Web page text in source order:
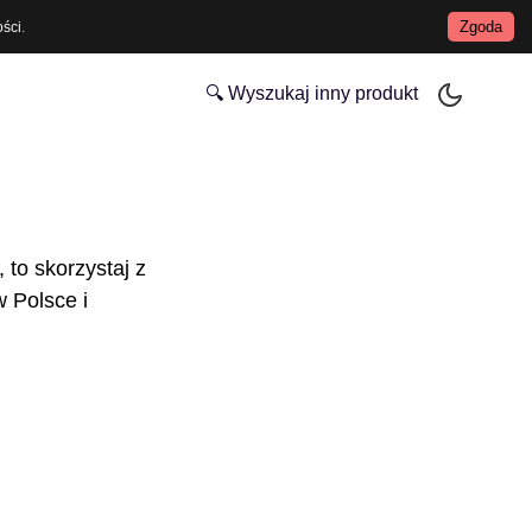
Zgoda
🔍 Wyszukaj inny produkt
to skorzystaj z
Polsce i